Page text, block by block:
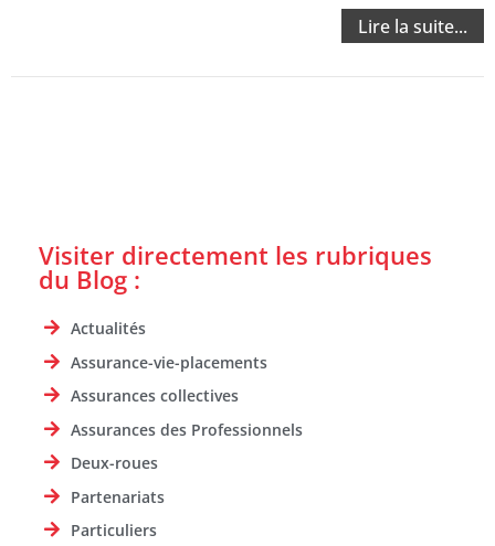
Lire la suite...
Visiter directement les rubriques
du Blog :
Actualités
Assurance-vie-placements
Assurances collectives
Assurances des Professionnels
Deux-roues
Partenariats
Particuliers